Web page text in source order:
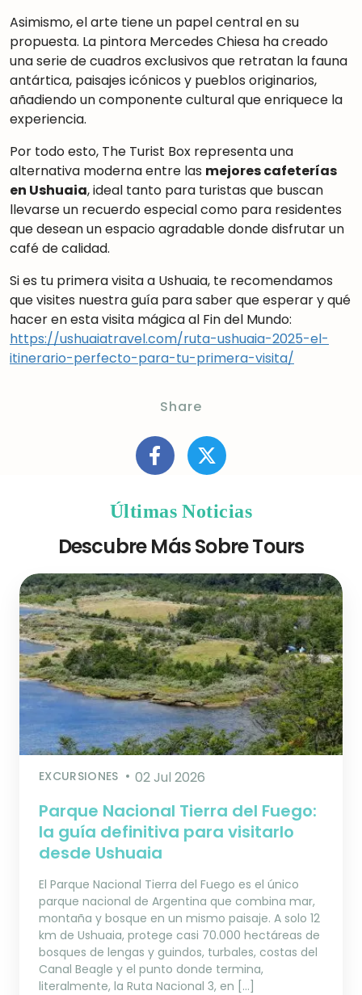
Asimismo, el arte tiene un papel central en su
propuesta. La pintora Mercedes Chiesa ha creado
una serie de cuadros exclusivos que retratan la fauna
antártica, paisajes icónicos y pueblos originarios,
añadiendo un componente cultural que enriquece la
experiencia.
Por todo esto, The Turist Box representa una
alternativa moderna entre las mejores cafeterías
en Ushuaia, ideal tanto para turistas que buscan
llevarse un recuerdo especial como para residentes
que desean un espacio agradable donde disfrutar un
café de calidad.
Si es tu primera visita a Ushuaia, te recomendamos
que visites nuestra guía para saber que esperar y qué
hacer en esta visita mágica al Fin del Mundo:
https://ushuaiatravel.com/ruta-ushuaia-2025-el-
itinerario-perfecto-para-tu-primera-visita/
Share
Últimas Noticias
Descubre Más Sobre Tours
EXCURSIONES 02 Jul 2026
Parque Nacional Tierra del Fuego:
la guía definitiva para visitarlo
desde Ushuaia
El Parque Nacional Tierra del Fuego es el único
parque nacional de Argentina que combina mar,
montaña y bosque en un mismo paisaje. A solo 12
km de Ushuaia, protege casi 70.000 hectáreas de
bosques de lengas y guindos, turbales, costas del
Canal Beagle y el punto donde termina,
literalmente, la Ruta Nacional 3, en […]